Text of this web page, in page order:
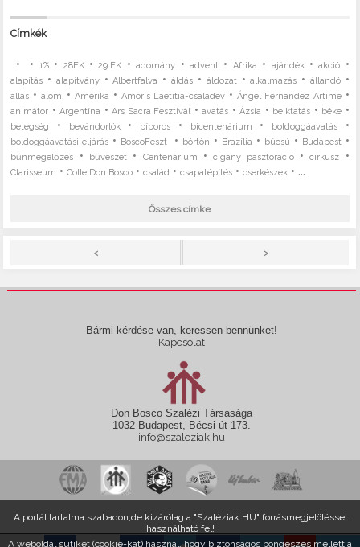
A weboldal sütiket (cookie-kat) használ, hogy biztonságos böngészés mellett a
Címkék
• • 1%• 28EK•29.EK •adomány •advent • Afrika • ajándék•akció •
alapítás • alapítvány•Albertfalva •áldás • áldozat •alkalmazás • állandó•
állás •álom • Amerika • Amoris Laetitia-családév •Ángel Fernández Artime•
animátor •Argentína •Ars Sacra Fesztivál •avatás •Ázsia • beiktatás • béke •
betegség • bevándorlók• bíboros • bicentenárium • boldoggáavatás•
boldoggáavatási eljárás • BoscoFeszt • börtön • Brazília • búcsú • Budapest •
bűnmegelőzés • bűvészet • Centenárium •cigány pasztoráció•cirkusz •
Clarisseum •Colle Don Bosco •család •csapatépítés •cserkészek • ...
Összes címke
< >
Bármi kérdése van, keressen bennünket!
Kapcsolat
Don Bosco Szalézi Társasága
1032 Budapest, Bécsi út 173.
info@szaleziak.hu
A portál tartalma szabadon,de kizárólag a "Szaléziak.HU" forrásmegjelöléssel
használható fel!